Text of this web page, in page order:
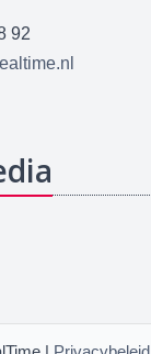
92